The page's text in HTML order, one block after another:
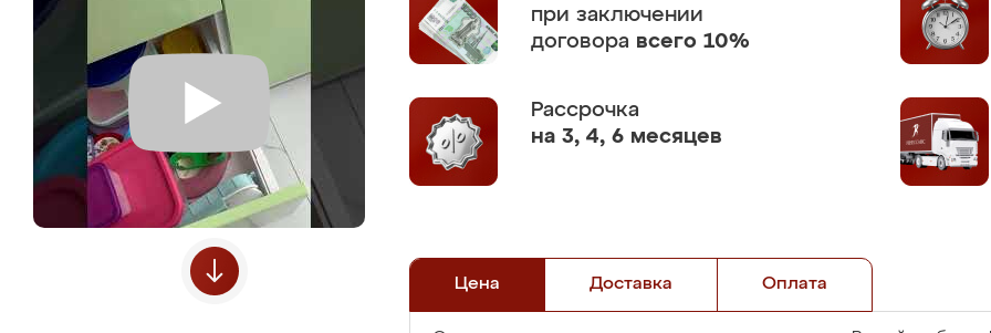
при заключении
договора всего 10%
Рассрочка
на 3, 4, 6 месяцев
Цена Доставка Оплата